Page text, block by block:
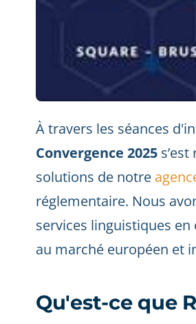
À travers les séances
Convergence 2025
solutions de notre
réglementaire. Nous
services linguistiques
au marché européen et
Qu'est-ce que